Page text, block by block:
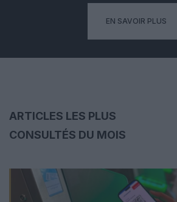
EN SAVOIR PLUS
ARTICLES LES PLUS
CONSULTÉS DU MOIS